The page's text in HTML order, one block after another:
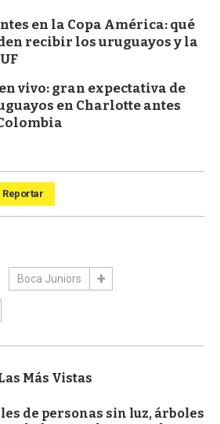
en la Copa América: qué
recibir los uruguayos y la
vivo: gran expectativa de
en Charlotte antes
Reportar
Boca Juniors
Más Vistas
de personas sin luz, árboles